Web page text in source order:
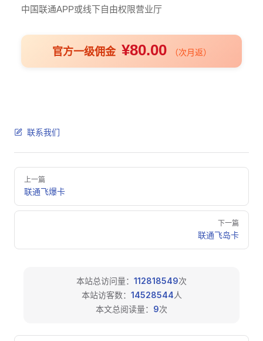
中国联通APP或线下自由权限营业厅
官方一级佣金 ¥80.00 （次月返）
联系我们
Pager
上一篇
联通飞爆卡
下一篇
联通飞岛卡
本站总访问量： 112818549次
本站访客数： 14528544人
本文总阅读量： 9次